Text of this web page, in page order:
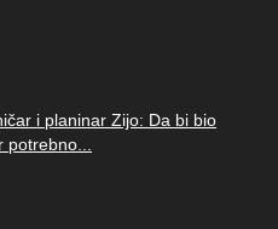
i planinar Zijo: Da bi bio